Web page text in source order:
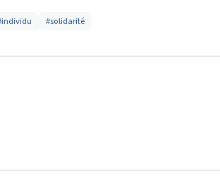
#solidarité